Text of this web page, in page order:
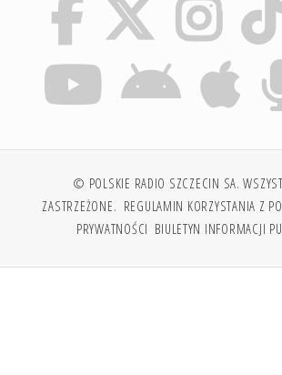
© POLSKIE RADIO SZCZECIN SA.
ZASTRZEŻONE. REGULAMIN KORZYSTANIA Z
PRYWATNOŚCI BIULETYN INFORMACJI